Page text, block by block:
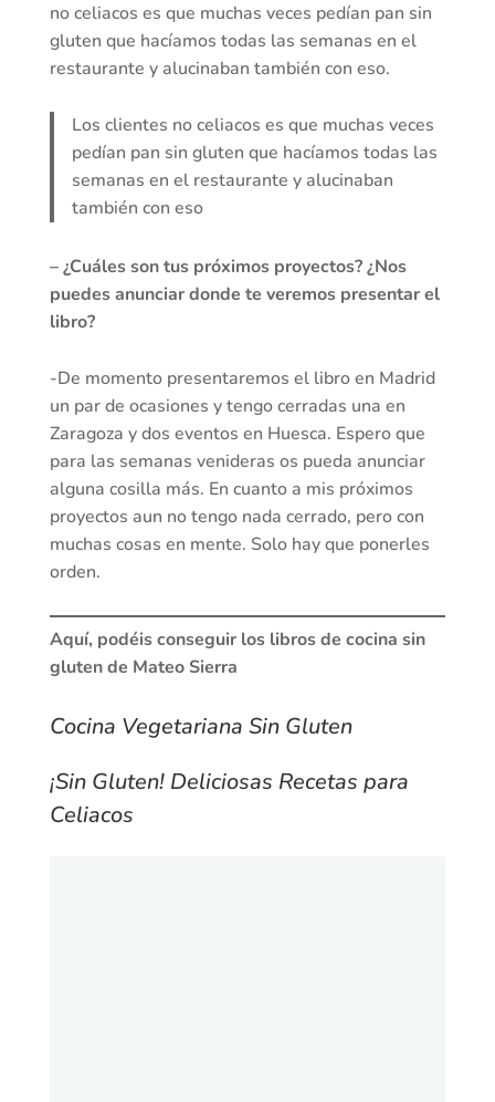
no celiacos es que muchas veces pedían pan sin
gluten que hacíamos todas las semanas en el
restaurante y alucinaban también con eso.
Los clientes no celiacos es que muchas veces
pedían pan sin gluten que hacíamos todas las
semanas en el restaurante y alucinaban
también con eso
– ¿Cuáles son tus próximos proyectos? ¿Nos
puedes anunciar donde te veremos presentar el
libro?
-De momento presentaremos el libro en Madrid
un par de ocasiones y tengo cerradas una en
Zaragoza y dos eventos en Huesca. Espero que
para las semanas venideras os pueda anunciar
alguna cosilla más. En cuanto a mis próximos
proyectos aun no tengo nada cerrado, pero con
muchas cosas en mente. Solo hay que ponerles
orden.
Aquí, podéis conseguir los libros de cocina sin
gluten de Mateo Sierra
Cocina Vegetariana Sin Gluten
¡Sin Gluten! Deliciosas Recetas para
Celiacos